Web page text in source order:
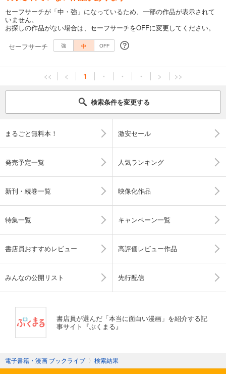
セーフサーチが「中・強」になっているため、一部の作品が表示されて
いません。
お探しの作品がない場合は、セーフサーチをOFFに変更してください。
セーフサーチ
強 中 OFF
<< < 1 ・ ・ ・ > >>
検索条件を変更する
まるごと無料本！ 激安セール
発売予定一覧 人気ランキング
新刊・続巻一覧 映像化作品
特集一覧 キャンペーン一覧
書店員おすすめレビュー 高評価レビュー作品
みんなの公開リスト 先行配信
書店員が選んだ「本当に面白い漫画」を紹介する記
事サイト『ぶくまる』
電子書籍・漫画 ブックライブ 〉 検索結果